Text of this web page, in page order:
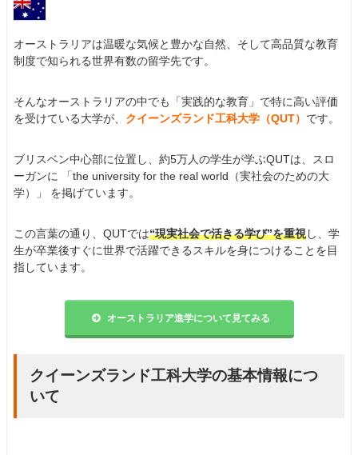
オーストラリアは温暖な気候と豊かな自然、そして高品質な教育
制度で知られる世界有数の留学先です。
そんなオーストラリアの中でも「実践的な教育」で特に高い評価
を受けている大学が、 クイーンズランド工科大学（QUT） です。
ブリスベン中心部に位置し、約5万人の学生が学ぶQUTは、スロ
ーガンに 「the university for the real world（実社会のための大
学）」 を掲げています。
この言葉の通り、QUTでは“現実社会で活きる学び”を重視 し、学
生が卒業後すぐに世界で活躍できるスキルを身につけることを目
指しています。
オーストラリア進学について見てみる
クイーンズランド工科大学の基本情報につ
いて